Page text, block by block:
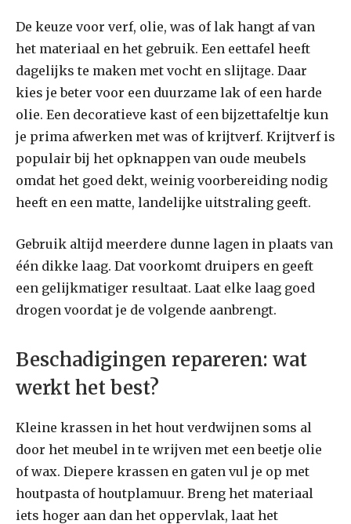
De keuze voor verf, olie, was of lak hangt af van
het materiaal en het gebruik. Een eettafel heeft
dagelijks te maken met vocht en slijtage. Daar
kies je beter voor een duurzame lak of een harde
olie. Een decoratieve kast of een bijzettafeltje kun
je prima afwerken met was of krijtverf. Krijtverf is
populair bij het opknappen van oude meubels
omdat het goed dekt, weinig voorbereiding nodig
heeft en een matte, landelijke uitstraling geeft.
Gebruik altijd meerdere dunne lagen in plaats van
één dikke laag. Dat voorkomt druipers en geeft
een gelijkmatiger resultaat. Laat elke laag goed
drogen voordat je de volgende aanbrengt.
Beschadigingen repareren: wat
werkt het best?
Kleine krassen in het hout verdwijnen soms al
door het meubel in te wrijven met een beetje olie
of wax. Diepere krassen en gaten vul je op met
houtpasta of houtplamuur. Breng het materiaal
iets hoger aan dan het oppervlak, laat het